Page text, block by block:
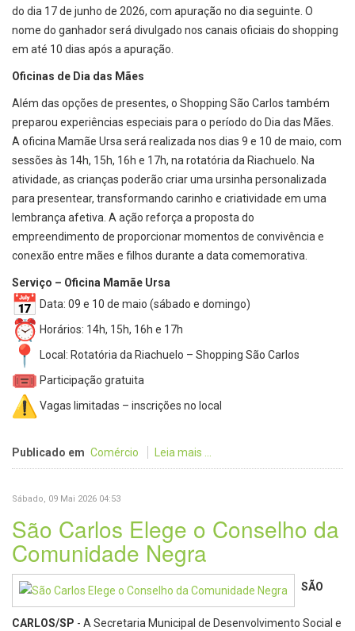
do dia 17 de junho de 2026, com apuração no dia seguinte. O
nome do ganhador será divulgado nos canais oficiais do shopping
em até 10 dias após a apuração.
Oficinas de Dia das Mães
Além das opções de presentes, o Shopping São Carlos também
preparou experiências especiais para o período do Dia das Mães.
A oficina Mamãe Ursa será realizada nos dias 9 e 10 de maio, com
sessões às 14h, 15h, 16h e 17h, na rotatória da Riachuelo. Na
atividade, as crianças poderão criar uma ursinha personalizada
para presentear, transformando carinho e criatividade em uma
lembrança afetiva. A ação reforça a proposta do
empreendimento de proporcionar momentos de convivência e
conexão entre mães e filhos durante a data comemorativa.
Serviço – Oficina Mamãe Ursa
Data: 09 e 10 de maio (sábado e domingo)
Horários: 14h, 15h, 16h e 17h
Local: Rotatória da Riachuelo – Shopping São Carlos
Participação gratuita
Vagas limitadas – inscrições no local
Publicado em Comércio Leia mais ...
Sábado, 09 Mai 2026 04:53
São Carlos Elege o Conselho da
Comunidade Negra
SÃO
CARLOS/SP - A Secretaria Municipal de Desenvolvimento Social e